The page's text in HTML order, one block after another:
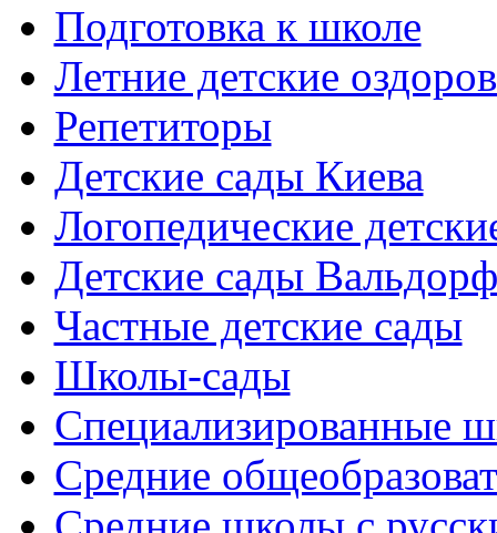
Подготовка к школе
Летние детские
Репетиторы
Детские сады Киева
Логопедические
Детские сады
Частные детские сады
Школы-сады
Cпециализированные
Cредние